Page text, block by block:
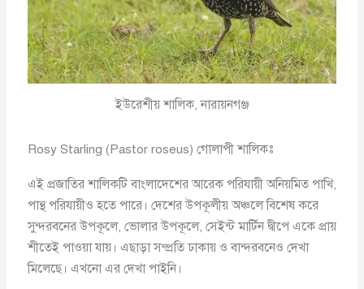
ইউরেশীয় শালিক, নারায়নগঞ্জ
Rosy Starling (Pastor roseus) গোলাপী শালিকঃ
এই প্রজাতির শালিকটি বাংলাদেশের আরেক পরিযায়ী অনিয়মিত পাখি,
পান্থ পরিযায়ীও হতে পারে। দেশের উপকূলীয় অঞ্চলে বিশেষ করে
সুন্দরবনের উপকূলে, ভোলার উপকূলে, সেইন্ট মার্টিন দ্বীপে একে প্রায়
শীতেই পাওয়া যায়। এছাড়া সম্প্রতি ঢাকায় ও বান্দরবনেও দেখা
মিলেছে। এখনো এর দেখা পাইনি।